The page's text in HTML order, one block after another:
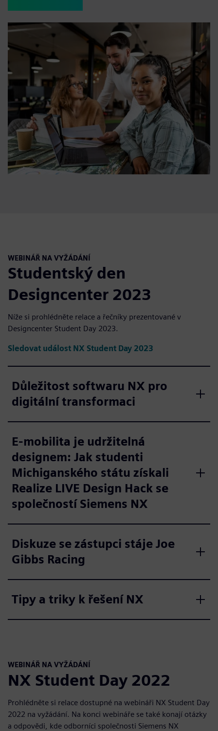
WEBINÁŘ NA VYŽÁDÁNÍ
Studentský den
Designcenter 2023
Níže si prohlédněte relace a řečníky prezentované v
Designcenter Student Day 2023.
Sledovat událost NX Student Day 2023
Důležitost softwaru NX pro
digitální transformaci
E-mobilita je udržitelná
designem: Jak studenti
Michiganského státu získali
Realize LIVE Design Hack se
společností Siemens NX
Diskuze se zástupci stáje Joe
Gibbs Racing
Tipy a triky k řešení NX
WEBINÁŘ NA VYŽÁDÁNÍ
NX Student Day 2022
Prohlédněte si relace dostupné na webináři NX Student Day
2022 na vyžádání. Na konci webináře se také konají otázky
a odpovědi, kde odborníci společnosti Siemens NX